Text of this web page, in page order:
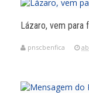
Lázaro, vem para
pnscbenfica